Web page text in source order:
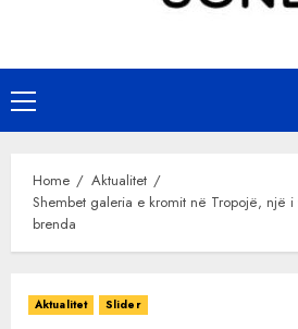
Primary
Menu
Home
Aktualitet
Shembet galeria e kromit në Tropojë, një
brenda
Aktualitet Slider